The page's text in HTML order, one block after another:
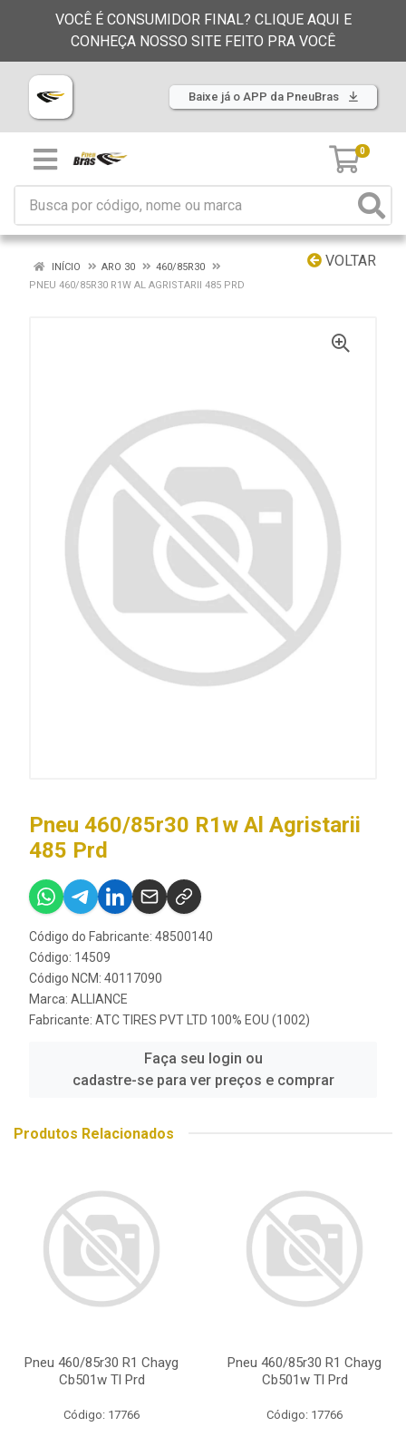
VOCÊ É CONSUMIDOR FINAL? CLIQUE AQUI E
CONHEÇA NOSSO SITE FEITO PRA VOCÊ
Baixe já o APP da PneuBras
0
VOLTAR
INÍCIO ARO 30
460/85R30
PNEU 460/85R30 R1W AL AGRISTARII 485 PRD
Pneu 460/85r30 R1w Al Agristarii
485 Prd
Código do Fabricante: 48500140
Código: 14509
Código NCM: 40117090
Marca: ALLIANCE
Fabricante: ATC TIRES PVT LTD 100% EOU (1002)
Faça seu login ou
cadastre-se para ver preços e comprar
Produtos Relacionados
Pneu 460/85r30 R1 Chayg
Cb501w Tl Prd
Código: 17766
Pneu 460/85r30 R1 Chayg
Cb501w Tl Prd
Código: 17766